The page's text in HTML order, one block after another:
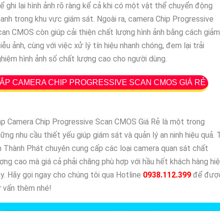
ghi lại hình ảnh rõ ràng kể cả khi có một vật thể chuyển động
trong khu vực giám sát. Ngoài ra, camera Chip Progressive
CMOS còn giúp cải thiện chất lượng hình ảnh bằng cách giảm
ảnh, cùng với việc xử lý tín hiệu nhanh chóng, đem lại trải
hình ảnh số chất lượng cao cho người dùng.
CAMERA CHIP PROGRESSIVE SCAN CMOS GIÁ RẺ
Camera Chip Progressive Scan CMOS Giá Rẻ là một trong
nhu cầu thiết yếu giúp giám sát và quản lý an ninh hiệu quả.
Thành Phát chuyên cung cấp các loại camera quan sát chất
cao mà giá cả phải chăng phù hợp với hầu hết khách hàng
Hãy gọi ngay cho chúng tôi qua Hotline 0938.112.399 để
thêm nhé!